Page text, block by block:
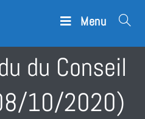
Menu
du Conseil
10/2020)